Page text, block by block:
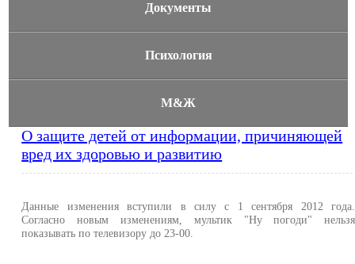
Документы
Психология
М&Ж
О защите детей от информации, причиняющей
вред их здоровью и развитию
Данные изменения вступили в силу с 1 сентября 2012 года.
Согласно новым изменениям, мультик "Ну погоди" нельзя
показывать по телевизору до 23-00.